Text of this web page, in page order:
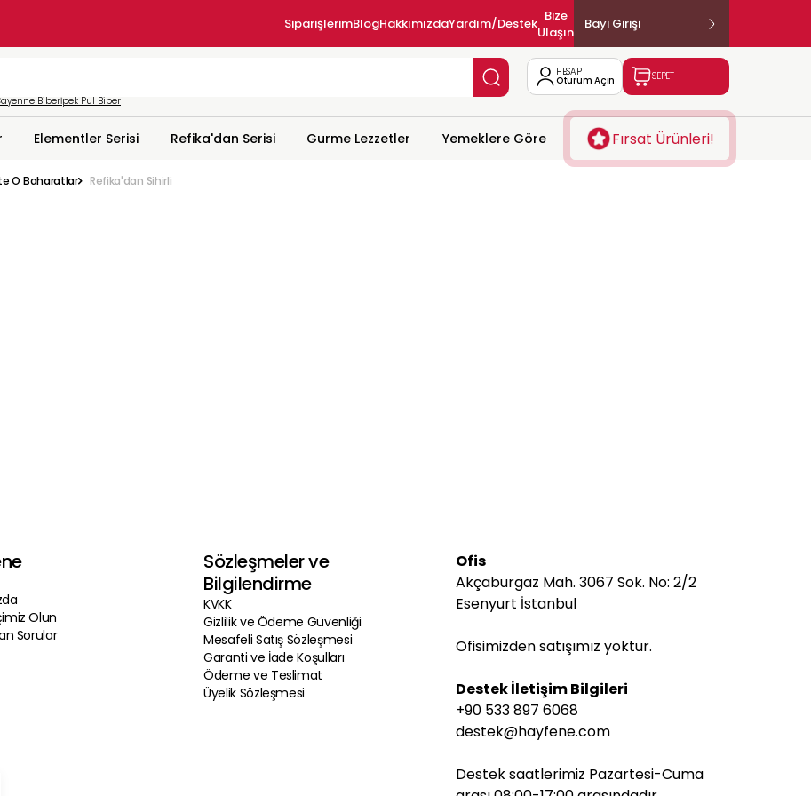
SiparişlerimBlogHakkımızdaYardım/Destek Bize
Ulaşın
Bayi Girişi
Biberİpek Pul Biber
HESAP
Oturum Açın SEPET
Elementler Serisi Refika'dan Serisi Gurme Lezzetler Yemeklere Göre Fırsat Ürünleri!
O Baharatlar Refika'dan Sihirli
Olun
Sorular
Sözleşmeler ve
Bilgilendirme
KVKK
Gizlilik ve Ödeme Güvenliği
Mesafeli Satış Sözleşmesi
Garanti ve İade Koşulları
Ödeme ve Teslimat
Üyelik Sözleşmesi
Ofis
Akçaburgaz Mah. 3067 Sok. No: 2/2
Esenyurt İstanbul
Ofisimizden satışımız yoktur.
Destek İletişim Bilgileri
+90 533 897 6068
destek@hayfene.com
Destek saatlerimiz Pazartesi-Cuma